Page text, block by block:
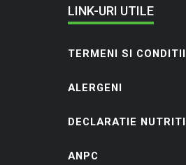
LINK-URI UTILE
TERMENI SI CONDITII
ALERGENI
DECLARATIE
ANPC